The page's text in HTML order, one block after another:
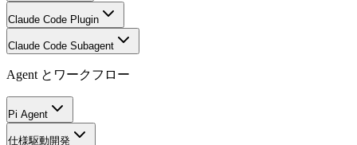
Claude Code Plugin
Claude Code Subagent
Agent とワークフロー
Pi Agent
仕様駆動開発